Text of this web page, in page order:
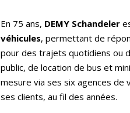
En 75 ans, DEMY Schandeler
véhicules, permettant de
pour des trajets quotidiens ou
public, de location de bus et
mesure via ses six agences de
ses clients, au fil des années.